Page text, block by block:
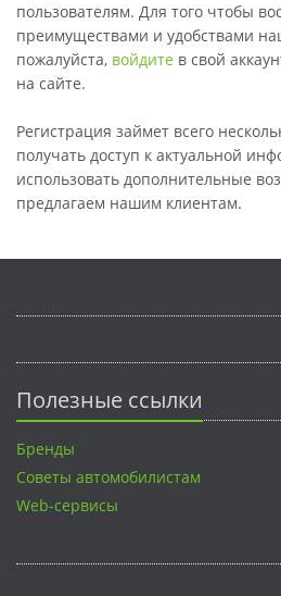
пользователям. Для того чтобы
преимуществами и удобствами
пожалуйста, войдите в свой
на сайте.
Регистрация займет всего
получать доступ к актуальной
использовать дополнительные
предлагаем нашим клиентам.
Полезные ссылки
Бренды
Советы автомобилистам
Web-сервисы